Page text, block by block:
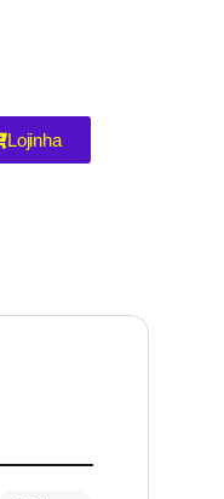
Lojinha